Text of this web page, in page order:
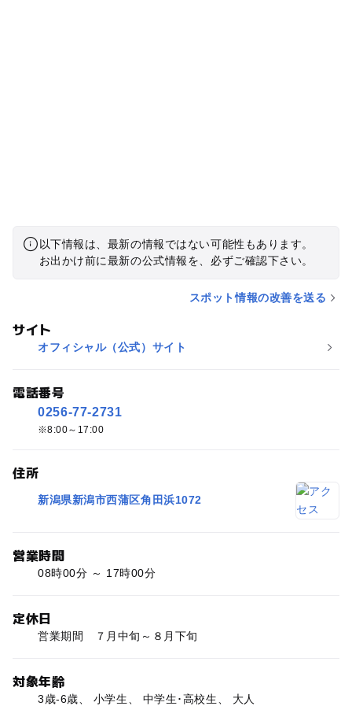
以下情報は、最新の情報ではない可能性もあります。
お出かけ前に最新の公式情報を、必ずご確認下さい。
スポット情報の改善を送る
サイト
オフィシャル（公式）サイト
電話番号
0256-77-2731
8:00～17:00
住所
新潟県新潟市西蒲区角田浜1072
営業時間
08時00分 ～ 17時00分
定休日
営業期間 ７月中旬～８月下旬
対象年齢
3歳-6歳、 小学生、 中学生･高校生、 大人